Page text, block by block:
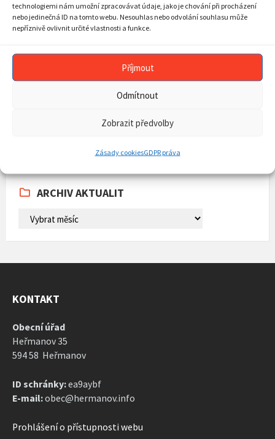
technologiemi nám umožní zpracovávat údaje, jako je chování při procházení
nebo jedinečná ID na tomto webu. Nesouhlas nebo odvolání souhlasu může
nepříznivě ovlivnit určité vlastnosti a funkce.
Příjmout
Odmítnout
Zobrazit předvolby
Zásady cookiesGDPR práva
Srpen2026
Previous
Month
Next
MON TUE WED THU
calendar
6
10
11 12 13 14 15
16
19 20
26 27
calendar
ARCHIV AKTUALIT
ARCHIV
AKTUALIT
KONTAKT
Obecní úřad
Heřmanov 35
594 58 Heřmanov
ID schránky:ea9aybf
E-mail:obec@hermanov.info
Prohlášení o přístupnosti webu